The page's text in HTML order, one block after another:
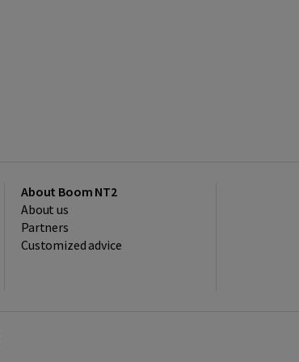
About Boom NT2
About us
Partners
Customized advice